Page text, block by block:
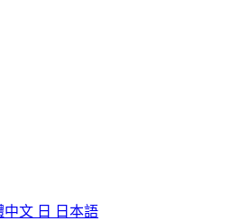
中文 日 日本語